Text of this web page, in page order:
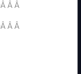
Â Â Â
Â Â Â